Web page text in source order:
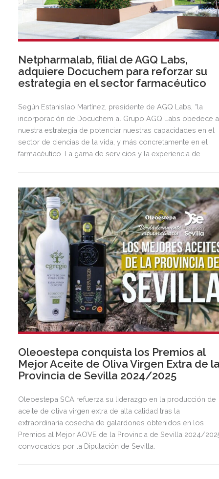
Netpharmalab, filial de AGQ Labs,
adquiere Docuchem para reforzar su
estrategia en el sector farmacéutico
Según Estanislao Martínez, presidente de AGQ Labs, “la
incorporación de Docuchem al Grupo AGQ Labs obedece a
nuestra estrategia de potenciar nuestras capacidades en el
sector de ciencias de la vida, y más concretamente en el
farmacéutico. La gama de servicios y la experiencia de
España, MCI en Costa Rica y Microchem en Sudáfrica”.
Oleoestepa conquista los Premios al
Mejor Aceite de Oliva Virgen Extra de
Provincia de Sevilla 2024/2025
Oleoestepa SCA refuerza su liderazgo en la producción de
aceite de oliva virgen extra de alta calidad tras la
extraordinaria cosecha de galardones obtenidos en los
Premios al Mejor AOVE de la Provincia de Sevilla 2024/
convocados por la Diputación de Sevilla.